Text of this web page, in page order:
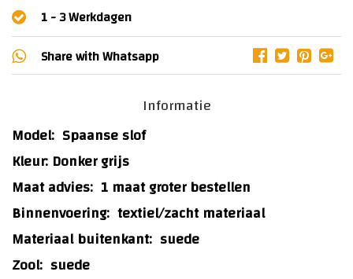
1 - 3 Werkdagen
Share withWhatsapp
Informatie
Model: Spaanseslof
Kleur: Donker grijs
Maat advies: 1 maat groter bestellen
Binnenvoering: textiel/zacht materiaal
Materiaal buitenkant: suede
Zool: suede